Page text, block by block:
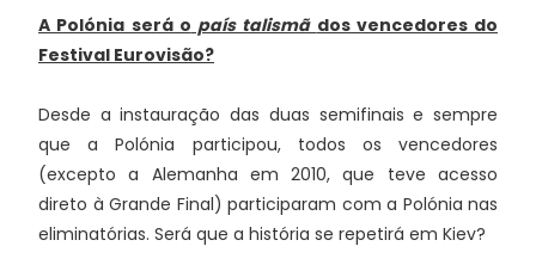
A Polónia será o país talismã dos vencedores do
Festival Eurovisão?
Desde a instauração das duas semifinais e sempre
que a Polónia participou, todos os vencedores
(excepto a Alemanha em 2010, que teve acesso
direto à Grande Final) participaram com a Polónia nas
eliminatórias. Será que a história se repetirá em Kiev?